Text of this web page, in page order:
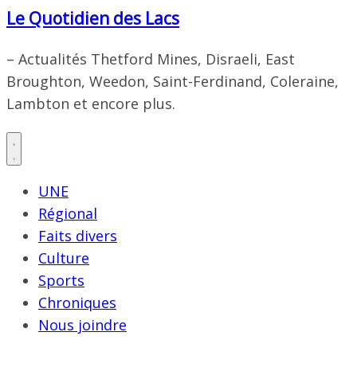
Le Quotidien des Lacs
– Actualités Thetford Mines, Disraeli, East
Broughton, Weedon, Saint-Ferdinand, Coleraine,
Lambton et encore plus.
UNE
Régional
Faits divers
Culture
Sports
Chroniques
Nous joindre